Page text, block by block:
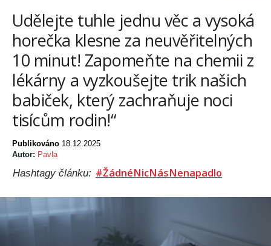
Udělejte tuhle jednu věc a vysoká
horečka klesne za neuvěřitelných
10 minut! Zapomeňte na chemii z
lékárny a vyzkoušejte trik našich
babiček, který zachraňuje noci
tisícům rodin!“
Publikováno 18.12.2025
Autor: Pavla
Hashtagy článku: #ŽádnéNicNásNenapadlo